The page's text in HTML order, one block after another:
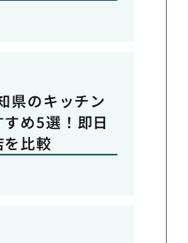
県のキッチン
め5選！即日
比較